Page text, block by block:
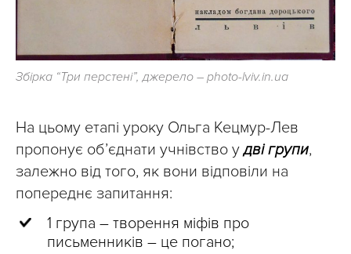
Збірка “Три перстені”, джерело – photo-lviv.in.ua
На цьому етапі уроку Ольга Кецмур-Лев
пропонує об’єднати учнівство удві групи,
залежно від того, як вони відповіли на
попереднє запитання:
1 група – творення міфів про
письменників – це погано;